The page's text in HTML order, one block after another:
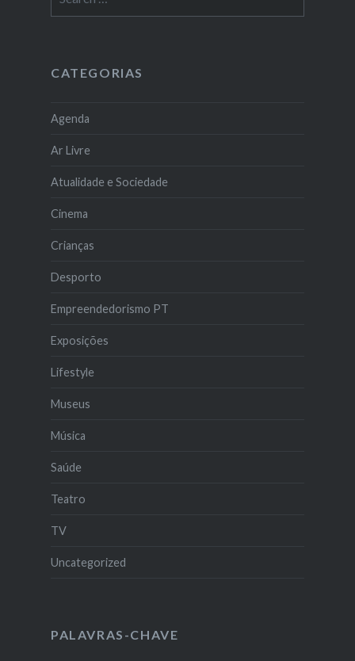
for:
CATEGORIAS
Agenda
Ar Livre
Atualidade e Sociedade
Cinema
Crianças
Desporto
Empreendedorismo PT
Exposições
Lifestyle
Museus
Música
Saúde
Teatro
TV
Uncategorized
PALAVRAS-CHAVE